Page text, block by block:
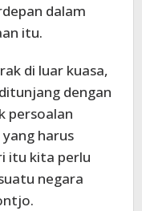
dalam
itu.
di luar kuasa,
dengan
persoalan
harus
itu kita perlu
negara